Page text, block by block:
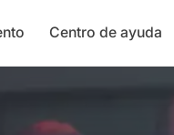
Centro de ayuda